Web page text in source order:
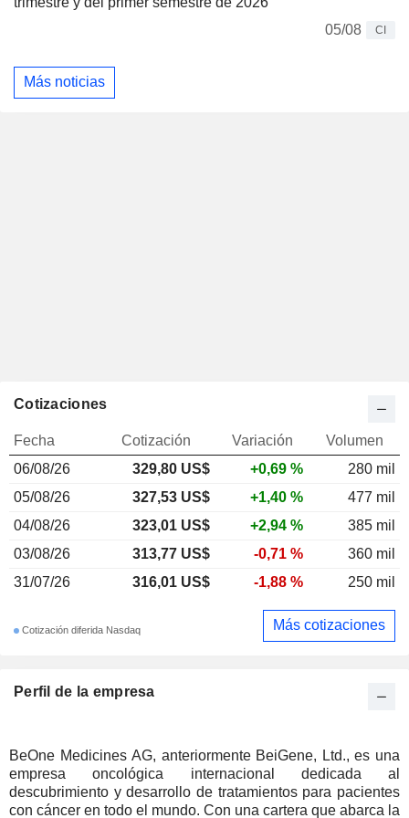
05/08
CI
Más noticias
Perfil de la empresa
BeOne Medicines AG, anteriormente BeiGene, Ltd., es una
empresa oncológica internacional dedicada al
descubrimiento y desarrollo de tratamientos para pacientes
con cáncer en todo el mundo. Con una cartera que abarca la
Cotizaciones
Fecha Cotización Variación
Volumen
06/08/26
329,80 US$ +0,69 %
280 mil
05/08/26
327,53 US$ +1,40 %
477 mil
04/08/26
323,01 US$ +2,94 %
385 mil
03/08/26
313,77 US$ -0,71 %
360 mil
31/07/26
316,01 US$ -1,88 % 250 mil
Cotización diferida Nasdaq Más cotizaciones